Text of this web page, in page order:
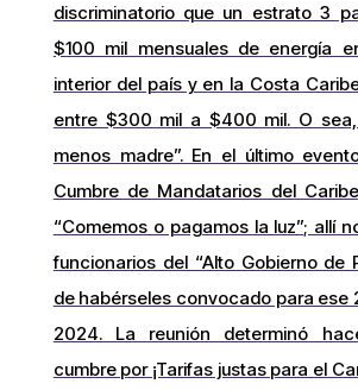
discriminatorio que un estrato 3
$100 mil mensuales de energía
interior del país y en la Costa
entre $300 mil a $400 mil. O
menos madre”. En el último
Cumbre de Mandatarios del
“Comemos o pagamos la luz”; allí
funcionarios del “Alto Gobierno de
de habérseles convocado para ese
2024. La reunión determinó
cumbre por ¡Tarifas justas para el